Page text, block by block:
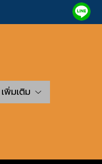
เพิ่มเติม